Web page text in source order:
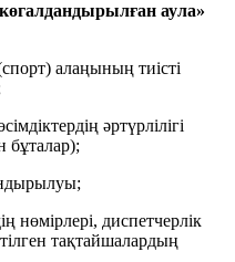
аула»
алаңының тиісті
әртүрлілігі
бұталар);
нөмірлері, диспетчерлік
тақтайшалардың